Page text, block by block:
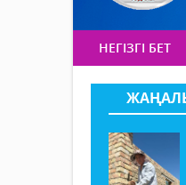
НЕГІЗГІ БЕТ